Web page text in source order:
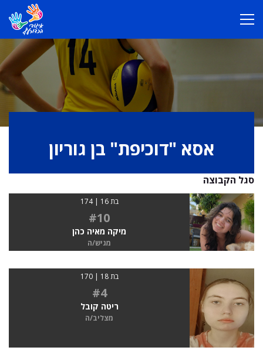
אסא "דוכיפת" בן גוריון
סגל הקבוצה
בת 16 | 174
#10
מיקה מאיה כהן
מגיש/ה
בת 18 | 170
#4
ריטה קובל
מצליב/ה